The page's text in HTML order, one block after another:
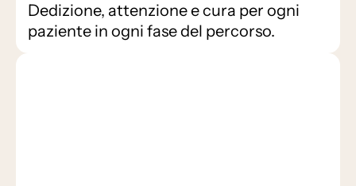
Dedizione, attenzione e cura per ogni
paziente in ogni fase del percorso.